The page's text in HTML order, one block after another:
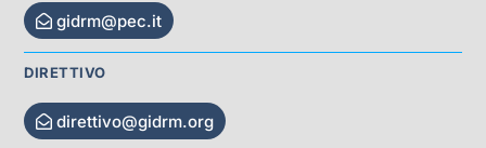
gidrm@pec.it
DIRETTIVO
direttivo@gidrm.org